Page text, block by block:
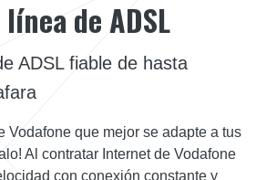
de ADSL
ADSL fiable de hasta
Vodafone que mejor se adapte a tus
Al contratar Internet de Vodafone
con conexión constante y